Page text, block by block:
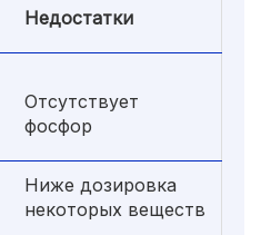
Недостатки
Отсутствует
фосфор
Ниже дозировка
некоторых веществ